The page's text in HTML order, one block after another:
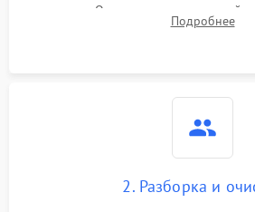
зарядки. Оценка вывода тепловой
проверка базовых функций и
Подробнее
2. Разборка и